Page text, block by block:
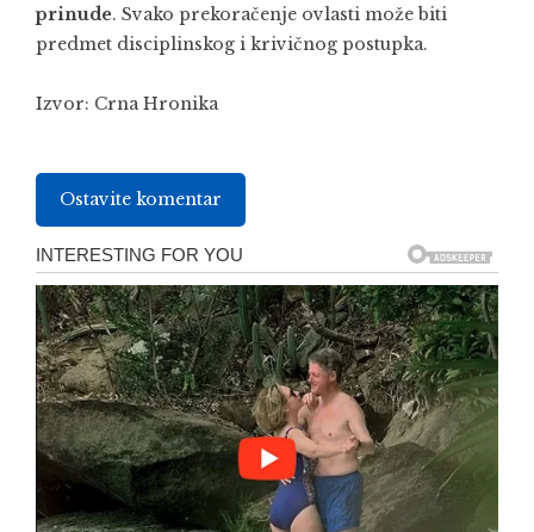
prinude. Svako prekoračenje ovlasti može biti
predmet disciplinskog i krivičnog postupka.
Izvor: Crna Hronika
Ostavite komentar